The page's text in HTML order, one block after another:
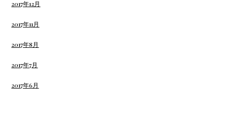
2017年12月
2017年11月
2017年8月
2017年7月
2017年6月